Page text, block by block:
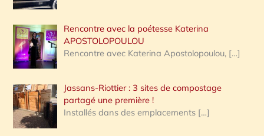
Rencontre avec la poétesse Katerina
APOSTOLOPOULOU
Rencontre avec Katerina Apostolopoulou, […]
Jassans-Riottier : 3 sites de compostage
partagé une première !
Installés dans des emplacements […]